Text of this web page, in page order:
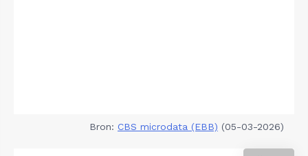
Bron: CBS microdata (EBB) (05-03-2026)